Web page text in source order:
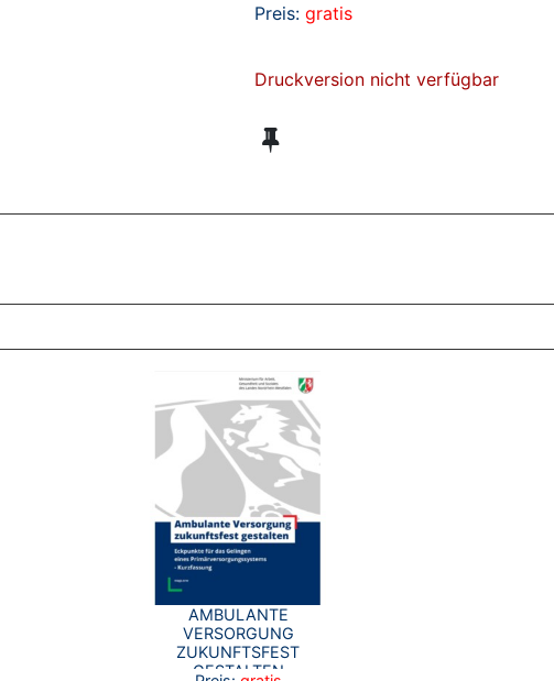
Preis: gratis
Druckversion nicht verfügbar
BROSCHÜREN
AMBULANTE
VERSORGUNG
ZUKUNFTSFEST
GESTALTEN